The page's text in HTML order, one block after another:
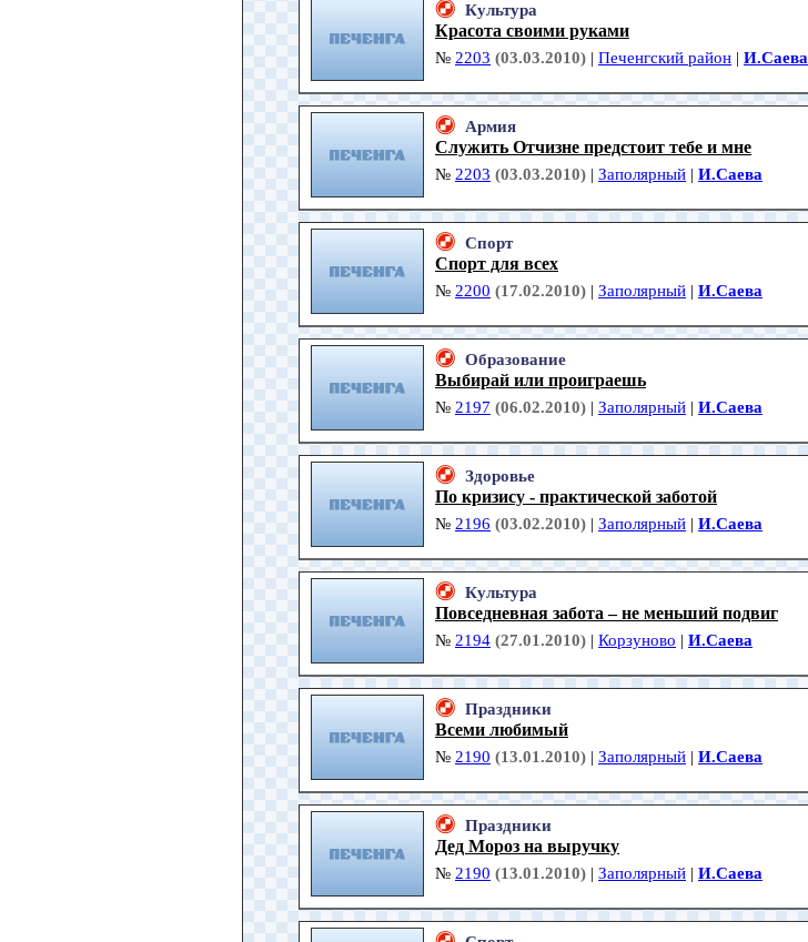
Культура
Красота своими руками
№ 2203 (03.03.2010) | Печенгский район | И.Саева
Армия
Служить Отчизне предстоит тебе и мне
№ 2203 (03.03.2010) | Заполярный | И.Саева
Спорт
Спорт для всех
№ 2200 (17.02.2010) | Заполярный | И.Саева
Образование
Выбирай или проиграешь
№ 2197 (06.02.2010) | Заполярный | И.Саева
Здоровье
По кризису - практической заботой
№ 2196 (03.02.2010) | Заполярный | И.Саева
Культура
Повседневная забота – не меньший подвиг
№ 2194 (27.01.2010) | Корзуново | И.Саева
Праздники
Всеми любимый
№ 2190 (13.01.2010) | Заполярный | И.Саева
Праздники
Дед Мороз на выручку
№ 2190 (13.01.2010) | Заполярный | И.Саева